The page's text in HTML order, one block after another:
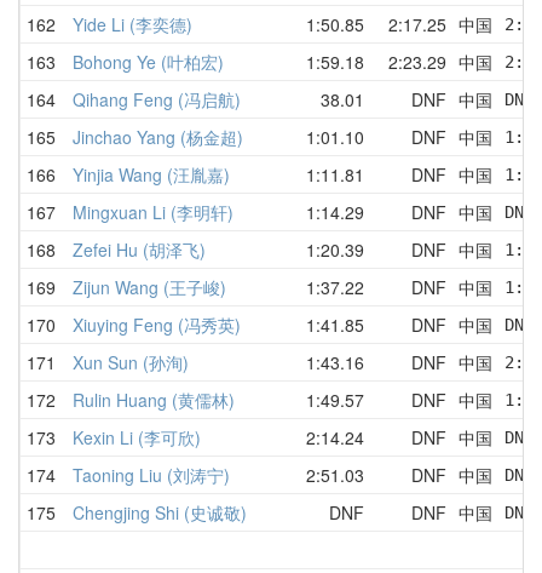
162 Yide Li (李奕德) 1:50.85 2:17.25 中国
163 Bohong Ye (叶柏宏) 1:59.18 2:23.29 中国
164 Qihang Feng (冯启航) 38.01 DNF 中国
165 Jinchao Yang (杨金超) 1:01.10 DNF 中国
166 Yinjia Wang (汪胤嘉) 1:11.81 DNF 中国
167 Mingxuan Li (李明轩) 1:14.29 DNF 中国
168 Zefei Hu (胡泽飞) 1:20.39 DNF 中国
169 Zijun Wang (王子峻) 1:37.22 DNF 中国
170 Xiuying Feng (冯秀英) 1:41.85 DNF 中国
171 Xun Sun (孙洵) 1:43.16 DNF 中国
172 Rulin Huang (黄儒林) 1:49.57 DNF 中国
173 Kexin Li (李可欣) 2:14.24 DNF 中国
174 Taoning Liu (刘涛宁) 2:51.03 DNF 中国
175 Chengjing Shi (史诚敬) DNF DNF 中国